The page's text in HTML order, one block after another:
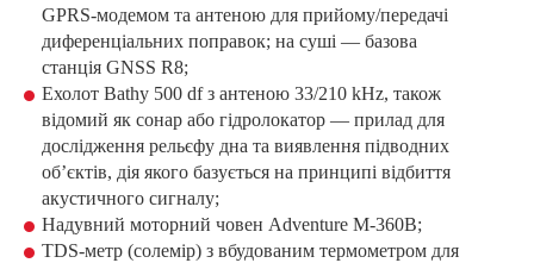
GPRS-модемом та антеною для прийому/передачі
диференціальних поправок; на суші — базова
станція GNSS R8;
Ехолот Bathy 500 df з антеною 33/210 kHz, також
відомий як сонар або гідролокатор — прилад для
дослідження рельєфу дна та виявлення підводних
об’єктів, дія якого базується на принципі відбиття
акустичного сигналу;
Надувний моторний човен Adventure M-360B;
TDS-метр (солемір) з вбудованим термометром для